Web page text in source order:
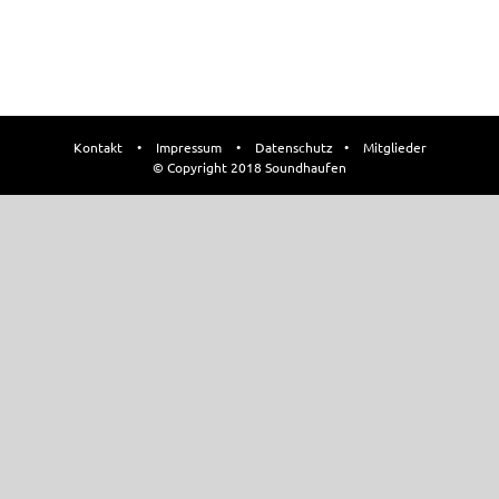
Kontakt • Impressum • Datenschutz •
Mitglieder
© Copyright 2018 Soundhaufen